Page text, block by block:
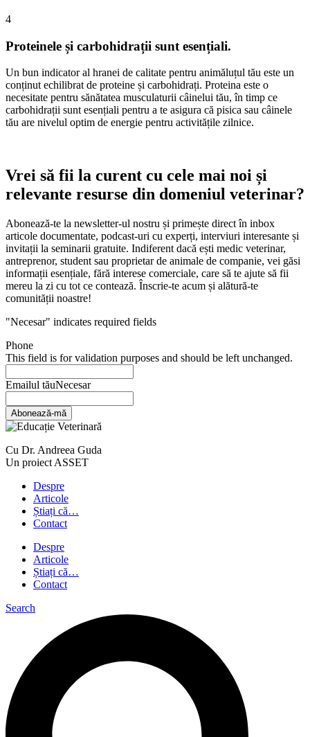
4
Proteinele și carbohidrații sunt esențiali.
Un bun indicator al hranei de calitate pentru animăluțul tău este un
conținut echilibrat de proteine și carbohidrați. Proteina este o
necesitate pentru sănătatea musculaturii câinelui tău, în timp ce
carbohidrații sunt esențiali pentru a te asigura că pisica sau câinele
tău are nivelul optim de energie pentru activitățile zilnice.
Vrei să fii la curent cu cele mai noi și
relevante resurse din domeniul veterinar?
Abonează-te la newsletter-ul nostru și primește direct în inbox
articole documentate, podcast-uri cu experți, interviuri interesante și
invitații la seminarii gratuite. Indiferent dacă ești medic veterinar,
antreprenor, student sau proprietar de animale de companie, vei găsi
informații esențiale, fără interese comerciale, care să te ajute să fii
mereu la zi cu tot ce contează. Înscrie-te acum și alătură-te
comunității noastre!
"Necesar" indicates required fields
Phone
This field is for validation purposes and should be left unchanged.
Emailul tăuNecesar
Abonează-mă
Cu Dr. Andreea Guda
Un proiect ASSET
Despre
Articole
Știați că…
Contact
Despre
Articole
Știați că…
Contact
Search